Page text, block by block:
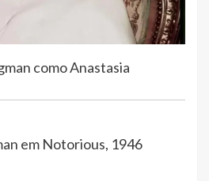
como Anastasia
em Notorious, 1946